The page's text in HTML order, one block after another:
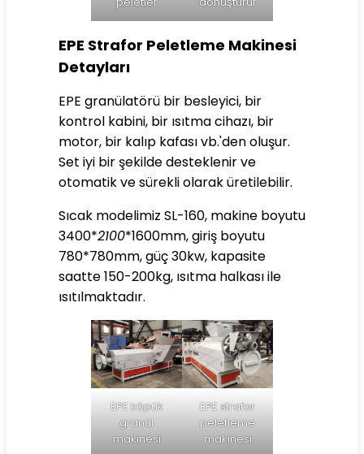
EPE Strafor Peletleme Makinesi
Detayları
EPE granülatörü bir besleyici, bir
kontrol kabini, bir ısıtma cihazı, bir
motor, bir kalıp kafası vb.'den oluşur.
Set iyi bir şekilde desteklenir ve
otomatik ve sürekli olarak üretilebilir.
Sıcak modelimiz SL-160, makine boyutu
3400*2100*1600mm, giriş boyutu
780*780mm, güç 30kw, kapasite
saatte 150-200kg, ısıtma halkası ile
ısıtılmaktadır.
EPE köpük
granül
makinesi
EPE strafor
peletleme
makinesi